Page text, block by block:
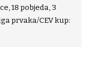
18 pobjeda, 3
prvaka/CEV kup: